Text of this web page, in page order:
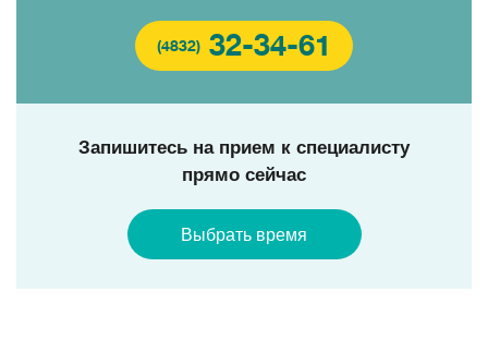
(4832) 32-34-61
Запишитесь на прием к специалисту
прямо сейчас
Выбрать время